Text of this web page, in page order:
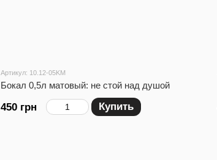
Артикул: 10.12-05KM
Бокал 0,5л матовый: не стой над душой
450 грн Купить